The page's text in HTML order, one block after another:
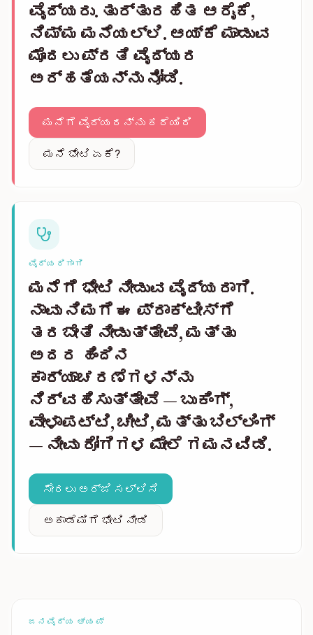
ವೈದ್ಯರು. ತುರ್ತುರಹಿತ ಆರೈಕೆ,
ನಿಮ್ಮ ಮನೆಯಲ್ಲಿ. ಆಯ್ಕೆ ಮಾಡುವ
ಮೊದಲು ಪ್ರತಿ ವೈದ್ಯರ
ಅರ್ಹತೆಯನ್ನು ನೋಡಿ.
ಮನೆಗೆ ವೈದ್ಯರನ್ನು ಕರೆಯಿರಿ
ಮನೆ ಭೇಟಿ ಏಕೆ?
ವೈದ್ಯರಿಗಾಗಿ
ಮನೆಗೆ ಭೇಟಿ ನೀಡುವ ವೈದ್ಯರಾಗಿ.
ನಾವು ನಿಮಗೆ ಈ ಪ್ರಾಕ್ಟೀಸ್‌ಗೆ
ತರಬೇತಿ ನೀಡುತ್ತೇವೆ, ಮತ್ತು
ಅದರ ಹಿಂದಿನ
ಕಾರ್ಯಾಚರಣೆಗಳನ್ನು
ನಿರ್ವಹಿಸುತ್ತೇವೆ — ಬುಕಿಂಗ್,
ವೇಳಾಪಟ್ಟಿ, ಚೀಟಿ, ಮತ್ತು ಬಿಲ್ಲಿಂಗ್
— ನೀವು ರೋಗಿಗಳ ಮೇಲೆ ಗಮನವಿಡಿ.
ಸೇರಲು ಅರ್ಜಿ ಸಲ್ಲಿಸಿ
ಅಕಾಡೆಮಿಗೆ ಭೇಟಿ ನೀಡಿ
ಜನವೈದ್ಯ ಆ್ಯಪ್